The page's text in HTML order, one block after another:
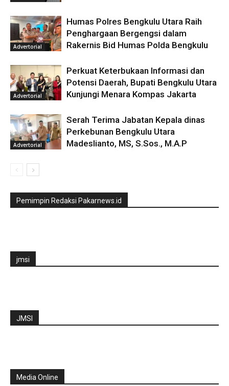
Advertorial
Humas Polres Bengkulu Utara Raih
Penghargaan Bergengsi dalam
Rakernis Bid Humas Polda Bengkulu
Advertorial
Perkuat Keterbukaan Informasi dan
Potensi Daerah, Bupati Bengkulu Utara
Kunjungi Menara Kompas Jakarta
Advertorial
Serah Terima Jabatan Kepala dinas
Perkebunan Bengkulu Utara
Madeslianto, MS, S.Sos., M.A.P
Pemimpin Redaksi Pakarnews.id
jmsi
JMSI
Media Online